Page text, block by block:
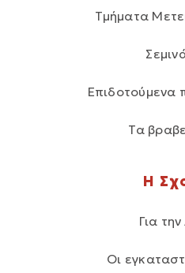
Τμήματα
Επιδοτούμενα
Τα
Η
Για
Οι